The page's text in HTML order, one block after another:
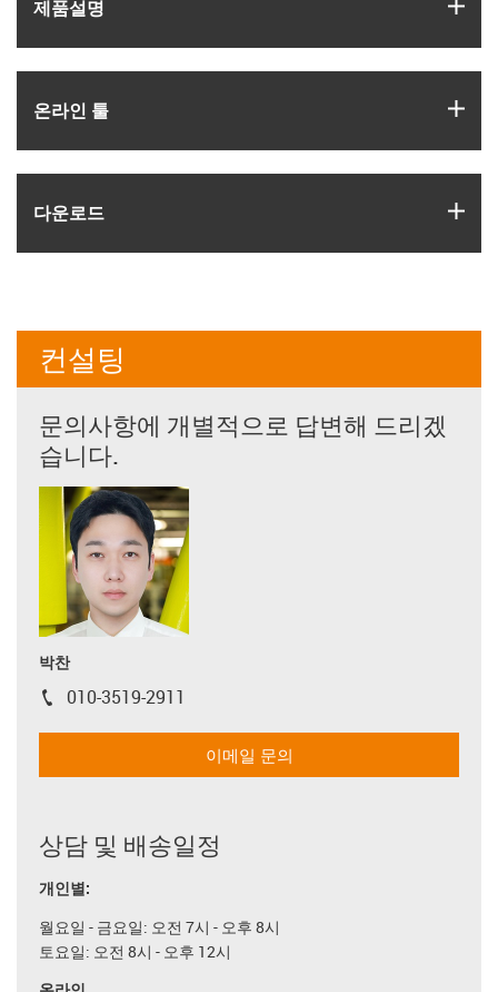
제품­설명
온라인 툴
다운로드
컨설팅
문의사항에 개별적으로 답변해 드리겠
습니다.
박찬
igus-icon-phone
010-3519-2911
이메일 문의
상담 및 배송일정
개인별:
월요일 - 금요일: 오전 7시 - 오후 8시
토요일: 오전 8시 - 오후 12시